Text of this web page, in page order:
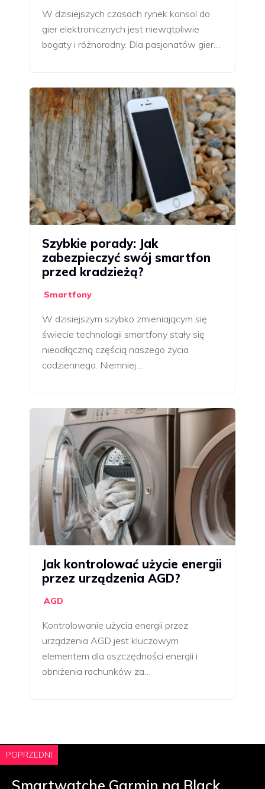
W dzisiejszych czasach rynek konsol do
gier elektronicznych jest niewątpliwie
bogaty i różnorodny. Dla pasjonatów gier…
Szybkie porady: Jak
zabezpieczyć swój smartfon
przed kradzieżą?
Smartfony
W dzisiejszym szybko zmieniającym się
świecie technologii smartfony stały się
nieodłączną częścią naszego życia
codziennego. Niemniej…
Jak kontrolować użycie energii
przez urządzenia AGD?
AGD
Kontrolowanie użycia energii przez
urządzenia AGD jest kluczowym
elementem dla oszczędności energii i
obniżenia rachunków za…
POPRZEDNI
Smartwatche Garmin na Black